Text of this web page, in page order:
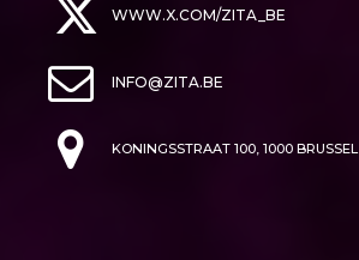
WWW.X.COM/ZITA_BE
INFO@ZITA.BE
KONINGSSTRAAT 100, 1000 BRUSSEL